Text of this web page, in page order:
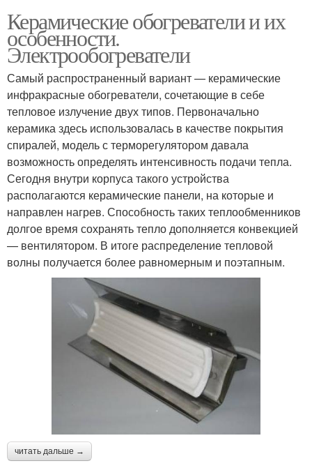
Керамические обогреватели и их
особенности.
Электрообогреватели
Самый распространенный вариант — керамические
инфракрасные обогреватели, сочетающие в себе
тепловое излучение двух типов. Первоначально
керамика здесь использовалась в качестве покрытия
спиралей, модель с терморегулятором давала
возможность определять интенсивность подачи тепла.
Сегодня внутри корпуса такого устройства
располагаются керамические панели, на которые и
направлен нагрев. Способность таких теплообменников
долгое время сохранять тепло дополняется конвекцией
— вентилятором. В итоге распределение тепловой
волны получается более равномерным и поэтапным.
читать дальше →